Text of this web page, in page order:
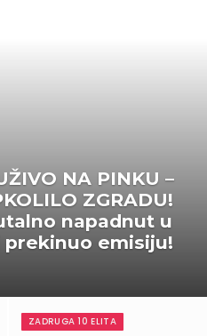
NA PINKU –
ZGRADU!
napadnut u
emisiju!
ZADRUGA 10 ELITA